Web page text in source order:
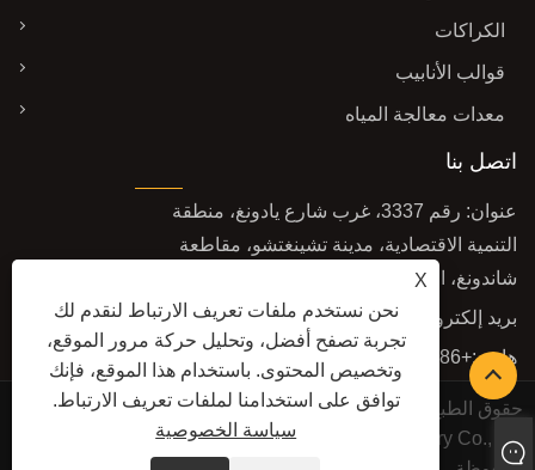
X
نحن نستخدم ملفات تعريف الارتباط لنقدم لك
تجربة تصفح أفضل، وتحليل حركة مرور الموقع،
وتخصيص المحتوى. باستخدام هذا الموقع، فإنك
توافق على استخدامنا لملفات تعريف الارتباط.
سياسة الخصوصية
الكراكات
قوالب الأنابيب
معدات معالجة المياه
اتصل بنا
عنوان: رقم 3337، غرب شارع يادونغ، منطقة
التنمية الاقتصادية، مدينة تشينغتشو، مقاطعة
شاندونغ، الصين
بريد إلكتروني:
sales@baolaimachinery.com
هاتف:+86-15662587580
حقوق الطبع والنشر © 2024 شركة Qingzhou Water
Conservancy Machinery Factory Co., Ltd. جميع الحقوق